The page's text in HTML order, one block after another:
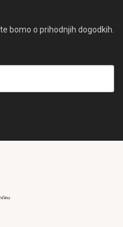
bomo o prihodnjih dogodkih.